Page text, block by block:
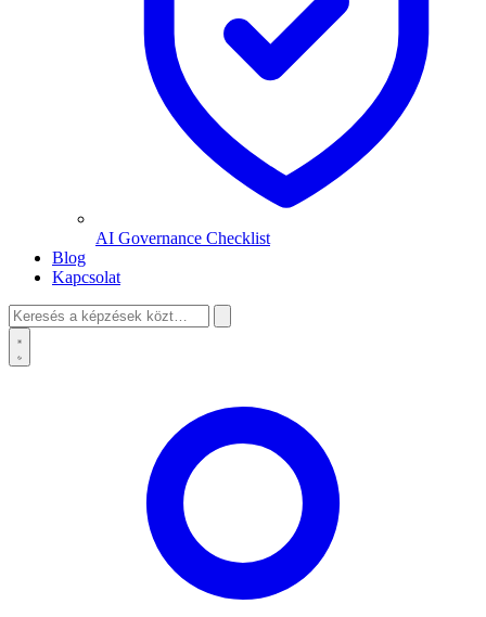
AI Governance Checklist
Blog
Kapcsolat